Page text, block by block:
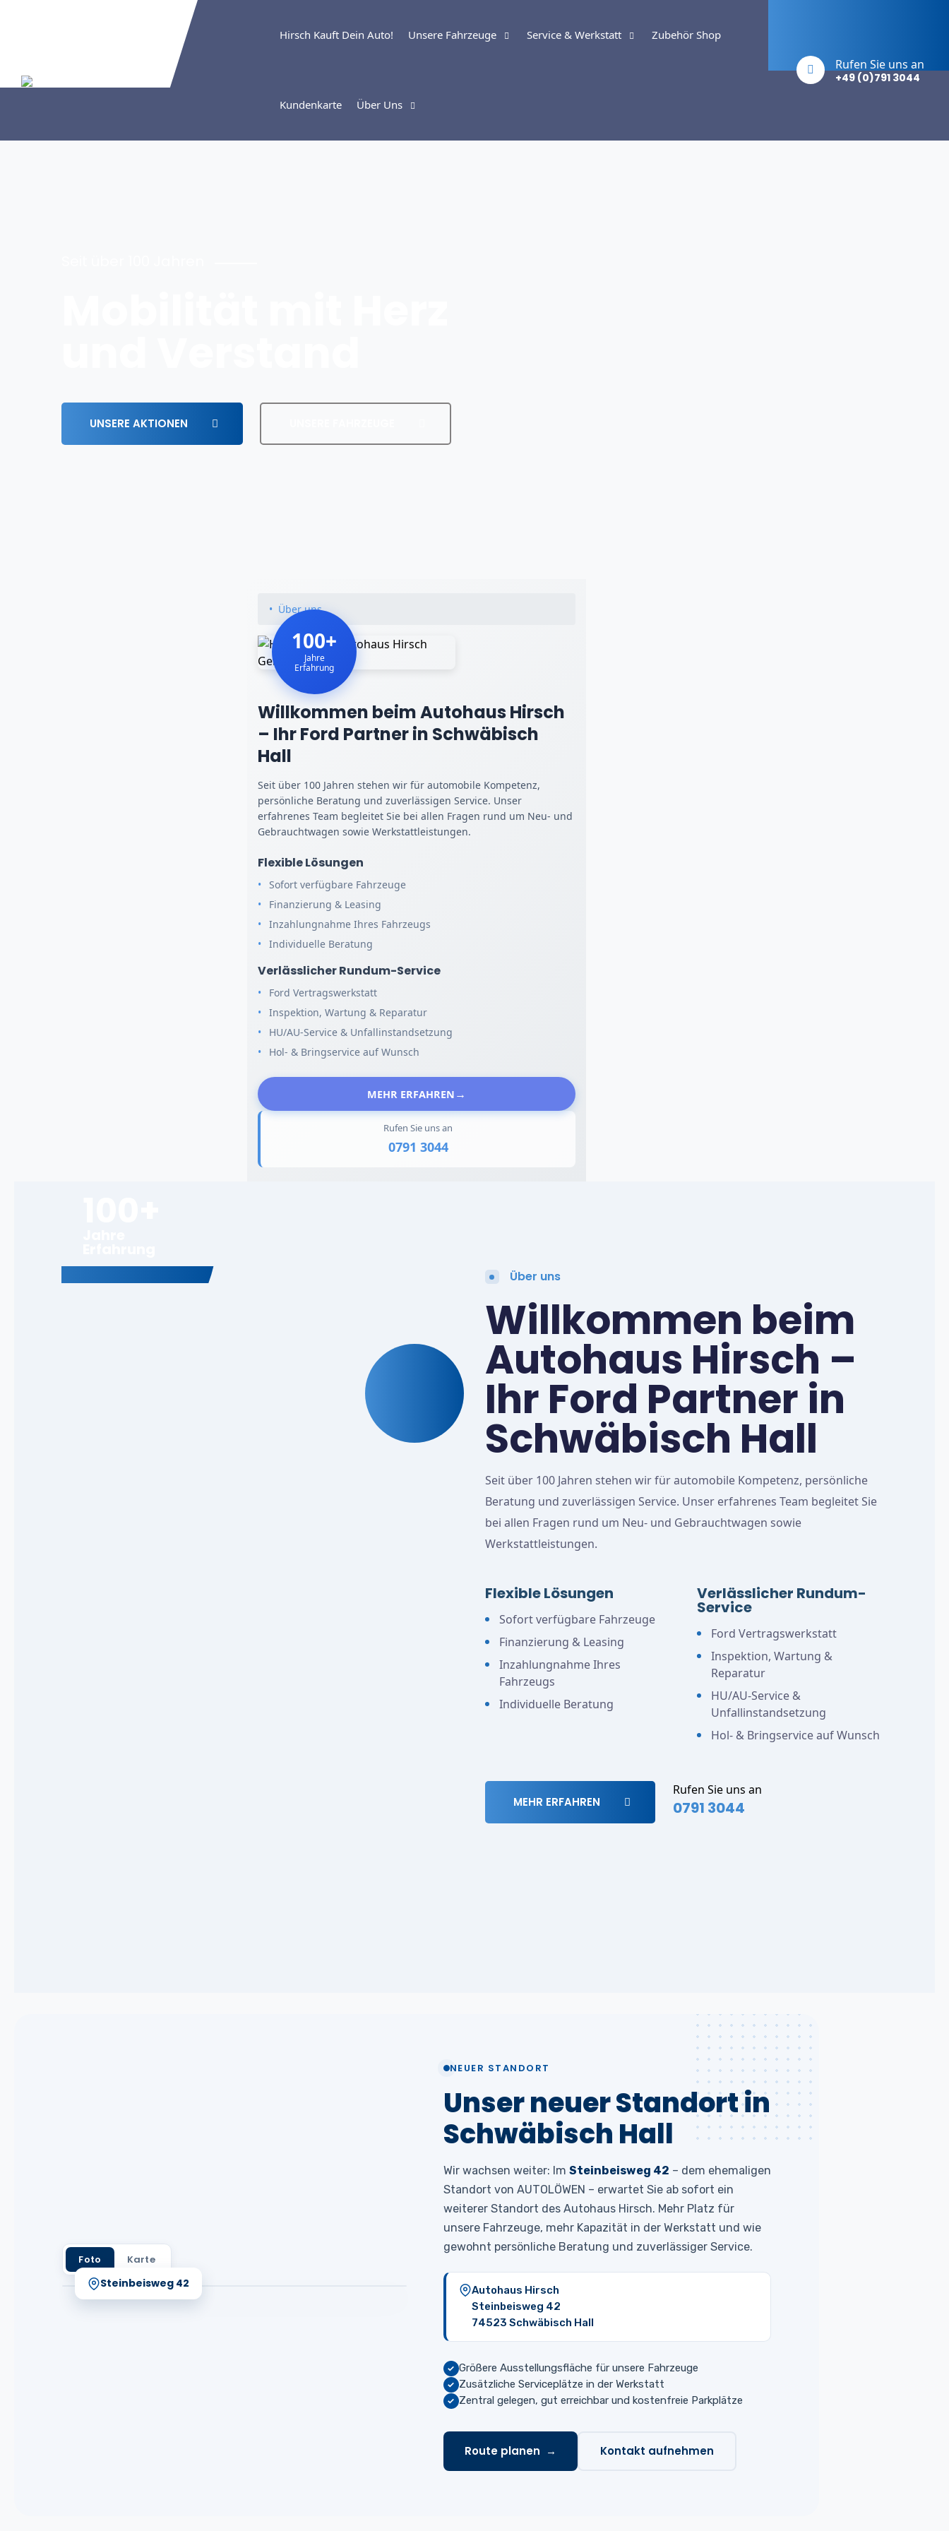
Hirsch Kauft Dein Auto! Unsere Fahrzeuge Service & Werkstatt Zubehör Shop
Kundenkarte Über Uns
Rufen Sie uns an
+49 (0)791 3044
UNSERE AKTIONEN
Über uns
100+
Jahre
Erfahrung
Willkommen beim Autohaus Hirsch
– Ihr Ford Partner in Schwäbisch
Hall
Seit über 100 Jahren stehen wir für automobile Kompetenz,
persönliche Beratung und zuverlässigen Service. Unser
erfahrenes Team begleitet Sie bei allen Fragen rund um Neu- und
Gebrauchtwagen sowie Werkstattleistungen.
Flexible Lösungen
Sofort verfügbare Fahrzeuge
Finanzierung & Leasing
Inzahlungnahme Ihres Fahrzeugs
Individuelle Beratung
Verlässlicher Rundum-Service
Ford Vertragswerkstatt
Inspektion, Wartung & Reparatur
HU/AU-Service & Unfallinstandsetzung
Hol- & Bringservice auf Wunsch
MEHR ERFAHREN
Rufen Sie uns an
0791 3044
Über uns
Willkommen beim
Autohaus Hirsch –
Ihr Ford Partner in
Schwäbisch Hall
Seit über 100 Jahren stehen wir für automobile Kompetenz, persönliche
Beratung und zuverlässigen Service. Unser erfahrenes Team begleitet Sie
bei allen Fragen rund um Neu- und Gebrauchtwagen sowie
Werkstattleistungen.
Flexible Lösungen
Sofort verfügbare Fahrzeuge
Finanzierung & Leasing
Inzahlungnahme Ihres
Fahrzeugs
Individuelle Beratung
Verlässlicher Rundum-
Service
Ford Vertragswerkstatt
Inspektion, Wartung &
Reparatur
HU/AU-Service &
Unfallinstandsetzung
Hol- & Bringservice auf Wunsch
MEHR ERFAHREN
Rufen Sie uns an
0791 3044
Foto Karte
Steinbeisweg 42
NEUER STANDORT
Unser neuer Standort in
Schwäbisch Hall
Wir wachsen weiter: Im Steinbeisweg 42 – dem ehemaligen
Standort von AUTOLÖWEN – erwartet Sie ab sofort ein
weiterer Standort des Autohaus Hirsch. Mehr Platz für
unsere Fahrzeuge, mehr Kapazität in der Werkstatt und wie
gewohnt persönliche Beratung und zuverlässiger Service.
Autohaus Hirsch
Steinbeisweg 42
74523 Schwäbisch Hall
✓ Größere Ausstellungsfläche für unsere Fahrzeuge
✓ Zusätzliche Serviceplätze in der Werkstatt
✓ Zentral gelegen, gut erreichbar und kostenfreie Parkplätze
Route planen Kontakt aufnehmen